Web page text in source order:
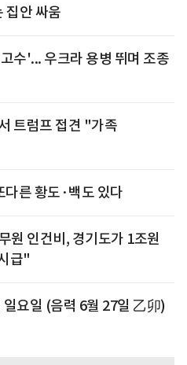
집안 싸움
수'... 우크라 용병 뛰며 조종
트럼프 접견 "가족
다른 황도·백도 있다
원 인건비, 경기도가 1조원
급"
요일 (음력 6월 27일 乙卯)